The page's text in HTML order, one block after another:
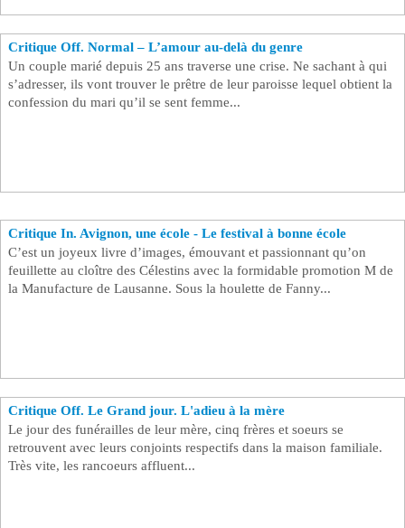
Critique Off. Normal – L’amour au-delà du genre
Un couple marié depuis 25 ans traverse une crise. Ne sachant à qui
s’adresser, ils vont trouver le prêtre de leur paroisse lequel obtient la
confession du mari qu’il se sent femme...
Critique In. Avignon, une école - Le festival à bonne école
C’est un joyeux livre d’images, émouvant et passionnant qu’on
feuillette au cloître des Célestins avec la formidable promotion M de
la Manufacture de Lausanne. Sous la houlette de Fanny...
Critique Off. Le Grand jour. L'adieu à la mère
Le jour des funérailles de leur mère, cinq frères et soeurs se
retrouvent avec leurs conjoints respectifs dans la maison familiale.
Très vite, les rancoeurs affluent...